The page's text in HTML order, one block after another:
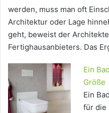
werden, muss man oft
Architektur oder Lage
geht, beweist der
Fertighausanbieters. Das
Ein
Größe
Ein
für die